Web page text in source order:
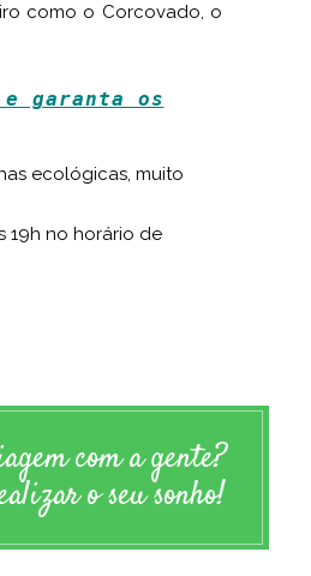
como o Corcovado, o
garanta os
ecológicas, muito
19h no horário de
com a gente?
o seu sonho!